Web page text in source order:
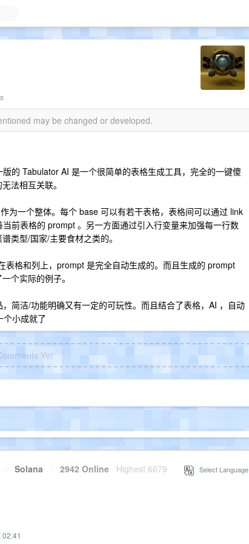
may be changed or developed.
的 Tabulator AI 是一个很简单的表格生成工具，完全的一键傻
法相互关联。
为一个整体。每个 base 可以有若干表格，表格间可以通过 link
前表格的 prompt 。另一方面通过引入行变量来加强每一行数
类型/国家/主要食材之类的。
格和列上，prompt 是完全自动生成的。而且生成的 prompt
个实际的例子。
简洁/功能明确又有一定的可玩性。而且结合了表格，AI ，自动
个小成就了
Yet
· Solana · 2942 Online Highest 6679 Select Language
02:41